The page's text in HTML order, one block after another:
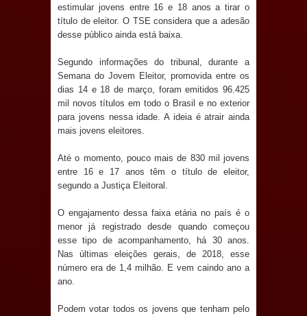
Anjos
Democrático de Direito – Bacharela
aborda de maneira inédita no mundo
jurídico brasileiro, temas polêmicos;
Confira!
campanha Julho Neon com ações de
conscientização sobre saúde bucal
antecipa pagamento do mês de julho
estimular jovens entre 16 e 18 anos a tirar o
título de eleitor. O TSE considera que a adesão
desse público ainda está baixa.
Segundo informações do tribunal, durante a
Semana do Jovem Eleitor, promovida entre os
dias 14 e 18 de março, foram emitidos 96.425
mil novos títulos em todo o Brasil e no exterior
para jovens nessa idade. A ideia é atrair ainda
mais jovens eleitores.
Até o momento, pouco mais de 830 mil jovens
entre 16 e 17 anos têm o título de eleitor,
segundo a Justiça Eleitoral.
O engajamento dessa faixa etária no país é o
menor já registrado desde quando começou
esse tipo de acompanhamento, há 30 anos.
Nas últimas eleições gerais, de 2018, esse
número era de 1,4 milhão. E vem caindo ano a
ano.
Podem votar todos os jovens que tenham pelo